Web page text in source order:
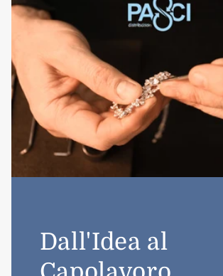
Dall'Idea al